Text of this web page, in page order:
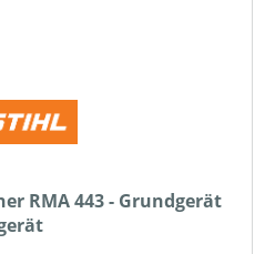
RMA 443 - Grundgerät